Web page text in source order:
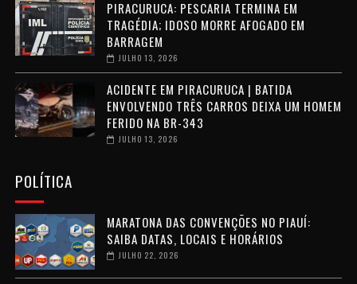
PIRACURUCA: PESCARIA TERMINA EM
TRAGÉDIA; IDOSO MORRE AFOGADO EM
BARRAGEM
JULHO 13, 2026
ACIDENTE EM PIRACURUCA | BATIDA
ENVOLVENDO TRÊS CARROS DEIXA UM HOMEM
FERIDO NA BR-343
JULHO 13, 2026
POLÍTICA
MARATONA DAS CONVENÇÕES NO PIAUÍ:
SAIBA DATAS, LOCAIS E HORÁRIOS
JULHO 22, 2026